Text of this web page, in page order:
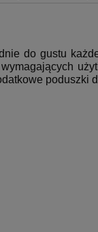
do gustu
poduszki